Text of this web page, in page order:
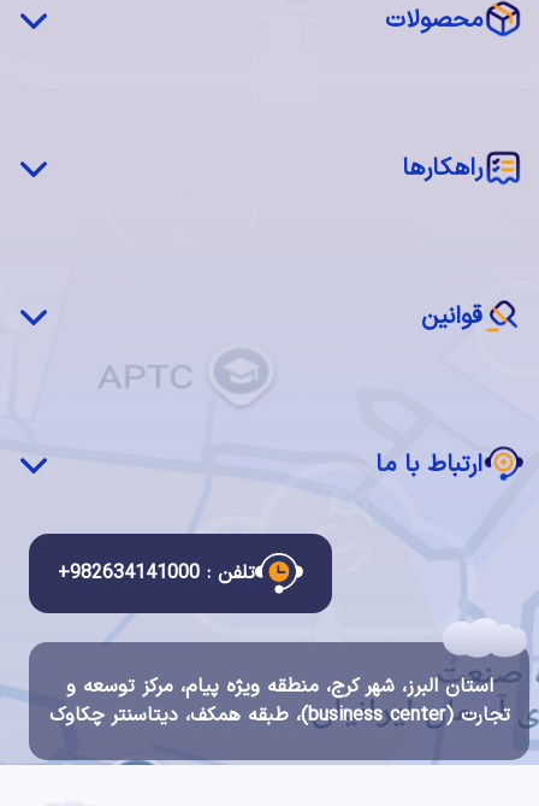
محصولات
سرور فیزیکی اختصاصی (MaaS)
نرم‌افزار ابری (SaaS)
‌‌راهکارها
ابر خصوصی چکاوک
قوانین
قوانین و مقررات استفاده از سرویس ها
قانون تجارت الکترونیک
قوانین سیستم مالی و احراز هویت چکاوک
ارتباط با ما
گواهینامه ها و اعتبارات
شرح مشاغل
فرصت های شغلی
تلفن : 982634141000+
استان البرز، شهر کرج، منطقه ویژه پیام، مرکز توسعه و
تجارت (business center)، طبقه همکف، دیتاسنتر چکاوک